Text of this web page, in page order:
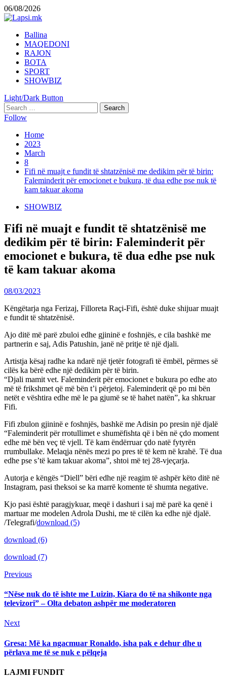
Skip
to
06/08/2026
Primary
Menu
Ballina
MAQEDONI
RAJON
BOTA
SPORT
SHOWBIZ
Light/Dark Button
Search
for:
Follow
Home
2023
March
8
Fifi në muajt e fundit të shtatzënisë me dedikim për të birin:
Faleminderit për emocionet e bukura, të dua edhe pse nuk të
kam takuar akoma
SHOWBIZ
Fifi në muajt e fundit të shtatzënisë me
dedikim për të birin: Faleminderit për
emocionet e bukura, të dua edhe pse nuk
të kam takuar akoma
08/03/2023
Këngëtarja nga Ferizaj, Filloreta Raçi-Fifi, është duke shijuar muajt
e fundit të shtatzënisë.
Ajo ditë më parë zbuloi edhe gjininë e foshnjës, e cila bashkë me
partnerin e saj, Adis Patushin, janë në pritje të një djali.
Artistja kësaj radhe ka ndarë një tjetër fotografi të ëmbël, përmes së
cilës ka bërë edhe një dedikim për të birin.
“Djali mamit vet. Faleminderit për emocionet e bukura po edhe ato
më të frikshmet që më bën t’i përjetoj. Faleminderit që po mi bën
netët e vështira edhe më le pa gjumë se të hahet natën”, ka shkruar
Fifi.
Fifi zbulon gjininë e foshnjës, bashkë me Adisin po presin një djalë
“Faleminderit për rrotullimet e shumëfishta që i bën në çdo moment
edhe më bën veç të vjell. Të kam ëndërruar çdo natë fytyrën
rrumbullake. Melaqja nënës mezi po pres të të kem në krahë. Të dua
edhe pse s’të kam takuar akoma”, shtoi më tej 28-vjeçarja.
Autorja e këngës “Diell” bëri edhe një reagim të ashpër këto ditë në
Instagram, pasi theksoi se ka marrë komente të shumta negative.
Kjo pasi është paragjykuar, meqë i dashuri i saj më parë ka qenë i
martuar me modelen Adrola Dushi, me të cilën ka edhe një djalë.
/Telegrafi/download (5)
download (6)
download (7)
Continue
Reading
PreviousPrevious
“Nëse nuk do të ishte me Luizin, Kiara do të na shikonte nga
televizori” – Olta debaton ashpër me moderatoren
NextNext
Gresa: Më ka ngacmuar Ronaldo, isha pak e dehur dhe u
përlava me të se nuk e pëlqeja
LAJMI FUNDIT